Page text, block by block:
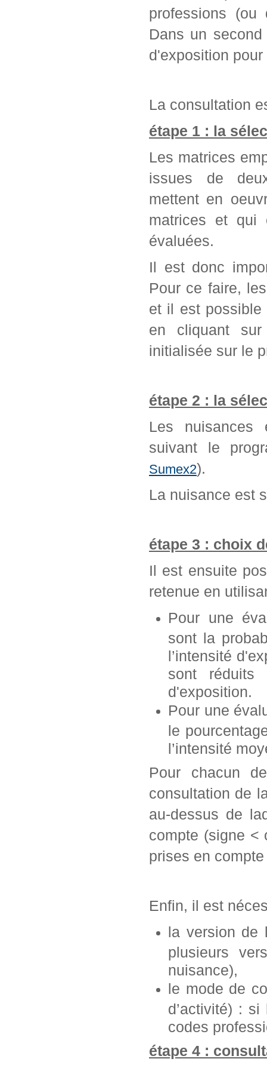
professions (ou
Dans un
d'exposition
La consultation
étape 1 : la
Les matrices
issues de
mettent en
matrices et qui
évaluées.
Il est donc
Pour ce faire,
et il est possible
en cliquant
initialisée sur le
étape 2 : la
Les nuisances
suivant le
Sumex2).
La nuisance est
étape 3 : choix
Il est ensuite
retenue en
Pour une
sont la
l’intensité
sont réduits
d'exposition.
Pour une
le
l’intensité
Pour chacun
consultation de
au-dessus de
compte (signe <
prises en
Enfin, il est
la version de
plusieurs
nuisance),
le mode de
d’activité) :
codes
étape 4 :